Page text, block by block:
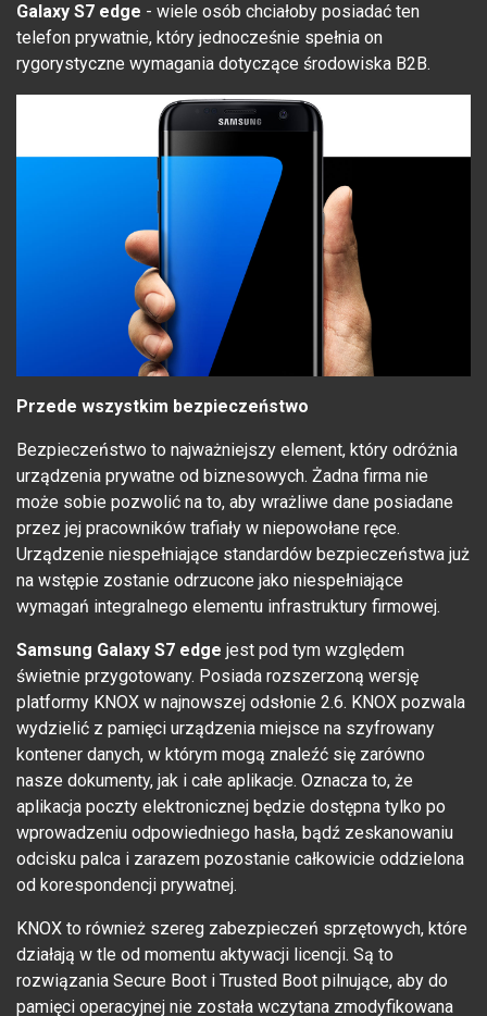
Galaxy S7 edge - wiele osób chciałoby posiadać ten
telefon prywatnie, który jednocześnie spełnia on
rygorystyczne wymagania dotyczące środowiska B2B.
Przede wszystkim bezpieczeństwo
Bezpieczeństwo to najważniejszy element, który odróżnia
urządzenia prywatne od biznesowych. Żadna firma nie
może sobie pozwolić na to, aby wrażliwe dane posiadane
przez jej pracowników trafiały w niepowołane ręce.
Urządzenie niespełniające standardów bezpieczeństwa już
na wstępie zostanie odrzucone jako niespełniające
wymagań integralnego elementu infrastruktury firmowej.
Samsung Galaxy S7 edge jest pod tym względem
świetnie przygotowany. Posiada rozszerzoną wersję
platformy KNOX w najnowszej odsłonie 2.6. KNOX pozwala
wydzielić z pamięci urządzenia miejsce na szyfrowany
kontener danych, w którym mogą znaleźć się zarówno
nasze dokumenty, jak i całe aplikacje. Oznacza to, że
aplikacja poczty elektronicznej będzie dostępna tylko po
wprowadzeniu odpowiedniego hasła, bądź zeskanowaniu
odcisku palca i zarazem pozostanie całkowicie oddzielona
od korespondencji prywatnej.
KNOX to również szereg zabezpieczeń sprzętowych, które
działają w tle od momentu aktywacji licencji. Są to
rozwiązania Secure Boot i Trusted Boot pilnujące, aby do
pamięci operacyjnej nie została wczytana zmodyfikowana